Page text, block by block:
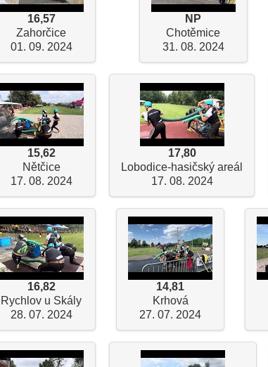
16,57
Zahorčice
01. 09. 2024
NP
Chotěmice
31. 08. 2024
15,62
Nětčice
17. 08. 2024
17,80
Lobodice-hasičský areál
17. 08. 2024
16,82
Rychlov u Skály
28. 07. 2024
14,81
Krhová
27. 07. 2024